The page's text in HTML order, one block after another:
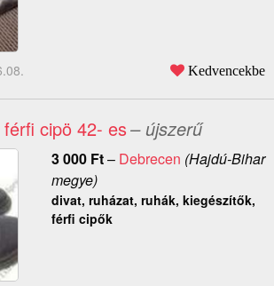
Kedvencekbe
cipö 42- es– újszerű
3 000 Ft– Debrecen (Hajdú-Bihar
megye)
divat, ruházat, ruhák, kiegészítők,
férfi cipők